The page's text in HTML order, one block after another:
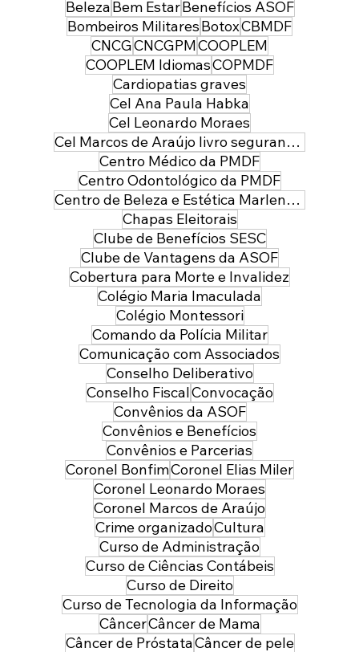
BelezaBem EstarBenefícios ASOF
Bombeiros MilitaresBotoxCBMDF
CNCGCNCGPMCOOPLEM
COOPLEM IdiomasCOPMDF
Cardiopatias graves
Cel Ana Paula Habka
Cel Leonardo Moraes
Cel Marcos de Araújo livro segurança pública
Centro Médico da PMDF
Centro Odontológico da PMDF
Centro de Beleza e Estética Marlene Leal
Chapas Eleitorais
Clube de Benefícios SESC
Clube de Vantagens da ASOF
Cobertura para Morte e Invalidez
Colégio Maria Imaculada
Colégio Montessori
Comando da Polícia Militar
Comunicação com Associados
Conselho Deliberativo
Conselho FiscalConvocação
Convênios da ASOF
Convênios e Benefícios
Convênios e Parcerias
Coronel BonfimCoronel Elias Miler
Coronel Leonardo Moraes
Coronel Marcos de Araújo
Crime organizadoCultura
Curso de Administração
Curso de Ciências Contábeis
Curso de Direito
Curso de Tecnologia da Informação
CâncerCâncer de Mama
Câncer de PróstataCâncer de pele